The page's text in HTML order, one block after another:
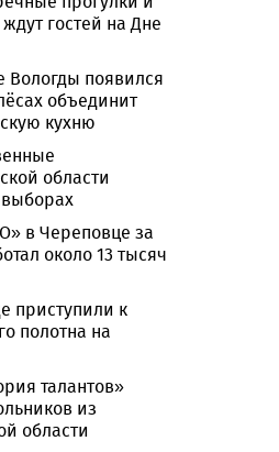
гостей на Дне
Вологды появился
объединит
кухню
области
выборах
в Череповце за
около 13 тысяч
приступили к
полотна на
талантов»
из
области